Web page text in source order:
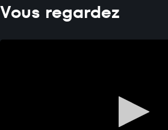
Vous regardez